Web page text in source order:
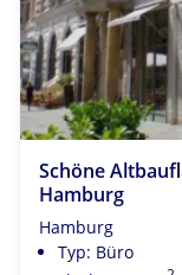
Schöne
Hamburg
Hamburg
Typ: Büro